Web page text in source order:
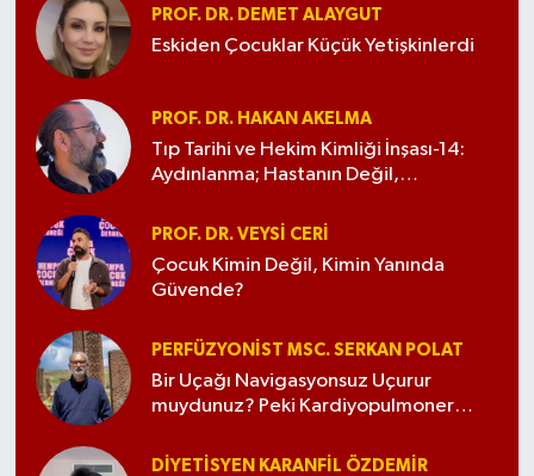
PROF. DR. DEMET ALAYGUT
Eskiden Çocuklar Küçük Yetişkinlerdi
PROF. DR. HAKAN AKELMA
Tıp Tarihi ve Hekim Kimliği İnşası-14:
Aydınlanma; Hastanın Değil,
PROF. DR. VEYSI CERİ
Çocuk Kimin Değil, Kimin Yanında
Güvende?
PERFÜZYONIST MSC. SERKAN POLAT
Bir Uçağı Navigasyonsuz Uçurur
muydunuz? Peki Kardiyopulmoner
DIYETISYEN KARANFIL ÖZDEMİR